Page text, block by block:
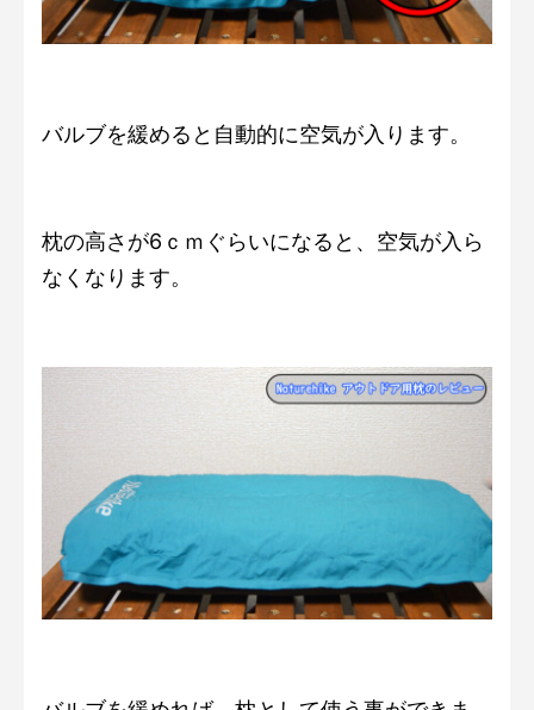
バルブを緩めると自動的に空気が入ります。
枕の高さが6ｃｍぐらいになると、空気が入ら
なくなります。